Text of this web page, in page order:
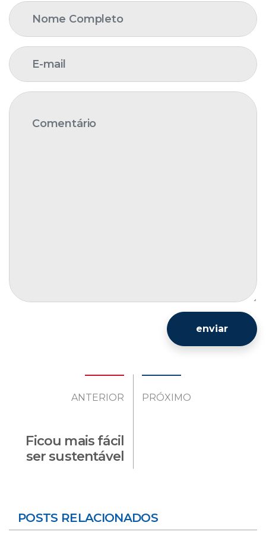
enviar
ANTERIOR
Ficou mais fácil
ser sustentável
PRÓXIMO
POSTS RELACIONADOS